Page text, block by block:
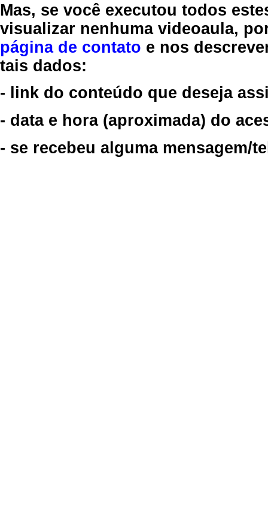
Mas, se você executou todos
visualizar nenhuma videoaula,
página de contato e nos
tais dados:
- link do conteúdo que deseja
- data e hora (aproximada) do
- se recebeu alguma mensagem/